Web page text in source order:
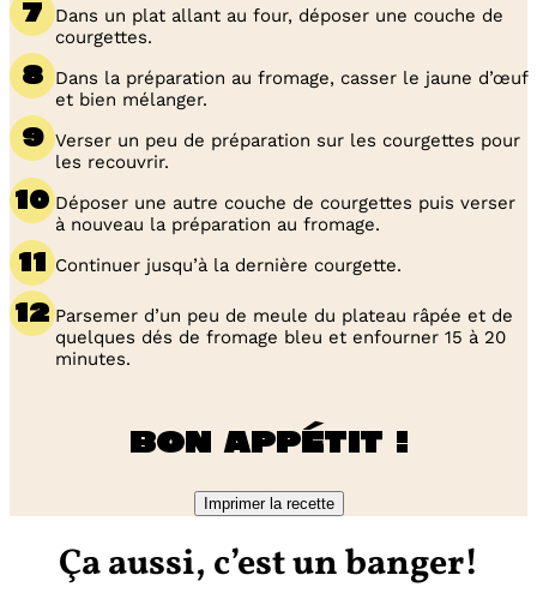
Dans un plat allant au four, déposer une couche de
courgettes.
Dans la préparation au fromage, casser le jaune d’œuf
et bien mélanger.
Verser un peu de préparation sur les courgettes pour
les recouvrir.
Déposer une autre couche de courgettes puis verser
à nouveau la préparation au fromage.
Continuer jusqu’à la dernière courgette.
Parsemer d’un peu de meule du plateau râpée et de
quelques dés de fromage bleu et enfourner 15 à 20
minutes.
Bon appétit !
Imprimer la recette
Ça aussi, c’est un banger!